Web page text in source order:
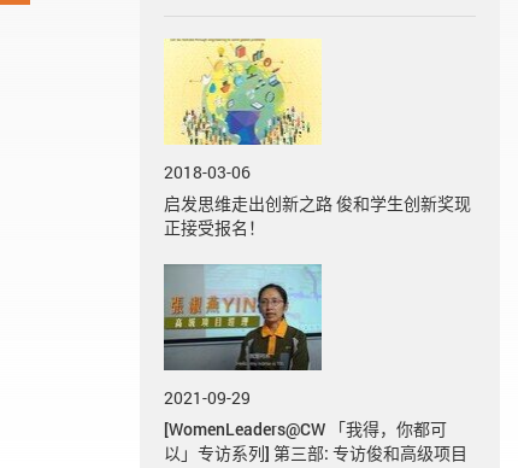
2018-03-06
启发思维走出创新之路 俊和学生创新奖现
正接受报名！
2021-09-29
[WomenLeaders@CW 「我得，你都可
以」专访系列] 第三部: 专访俊和高级项目